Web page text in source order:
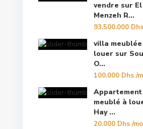
vendre sur El
Menzeh R...
93.500.000 Dhs
villa meublée
louer sur
O...
100.000 Dhs/
Appartement
meublé à
Hay ...
20.000 Dhs/